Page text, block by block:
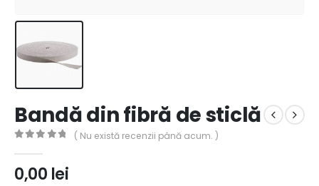
Bandă din fibră de sticlă
( Nu există recenzii până acum. )
0,00 lei